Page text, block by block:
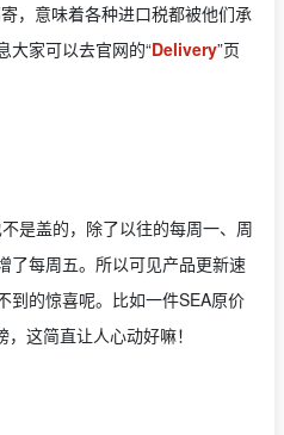
，意味着各种进口税都被他们承
大家可以去官网的“Delivery”页
是盖的，除了以往的每周一、周
了每周五。所以可见产品更新速
到的惊喜呢。比如一件SEA原价
这简直让人心动好嘛！